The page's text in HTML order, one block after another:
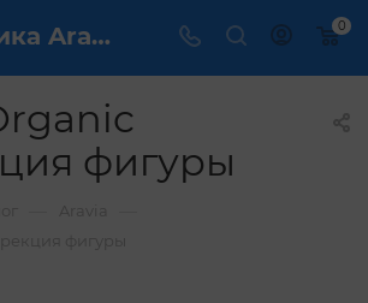
Косметика Aravia Organic Коррекция фигуры - купить в интернет магазине ✔️ по выгодной цене 0
фигуры